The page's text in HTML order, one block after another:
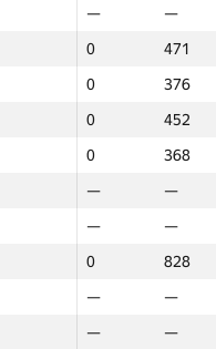
—
—
0
471
0
376
0
452
0
368
—
—
—
—
0
828
—
—
—
—
—
—
0
471
0
376
0
452
0
368
—
—
—
—
0
828
—
—
—
—